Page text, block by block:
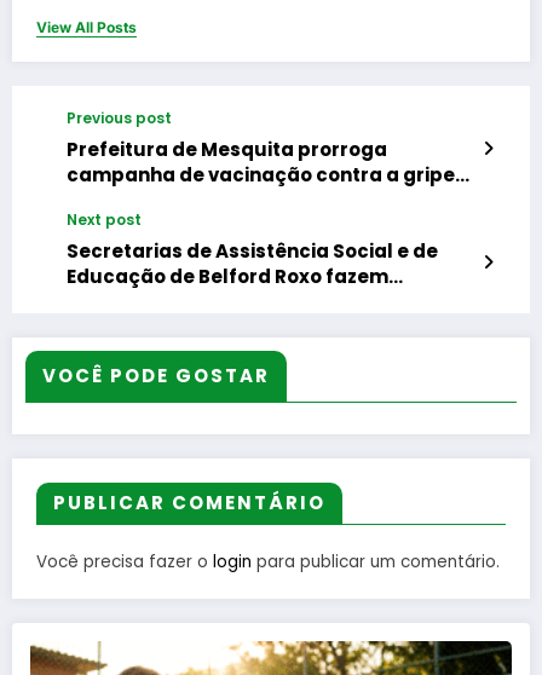
View All Posts
Previous post
Prefeitura de Mesquita prorroga
campanha de vacinação contra a gripe
Next post
Secretarias de Assistência Social e de
Educação de Belford Roxo fazem
VOCÊ PODE GOSTAR
PUBLICAR COMENTÁRIO
Você precisa fazer o login para publicar um comentário.